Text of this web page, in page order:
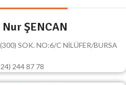
Nur ŞENCAN
SOK. NO:6/C NİLÜFER/BURSA
244 87 78